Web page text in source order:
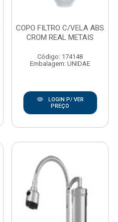
COPO FILTRO C/VELA ABS
CROM REAL METAIS
Código: 174148
Embalagem: UNIDAE
LOGIN P/ VER
PREÇO